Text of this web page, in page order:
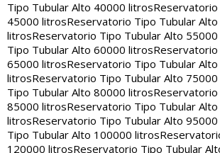
Tipo Tubular Alto 40000 litros
45000 litrosReservatorio Tipo Tubular
litrosReservatorio Tipo Tubular Alto
Tipo Tubular Alto 60000 litros
65000 litrosReservatorio Tipo Tubular
litrosReservatorio Tipo Tubular Alto
Tipo Tubular Alto 80000 litros
85000 litrosReservatorio Tipo Tubular
litrosReservatorio Tipo Tubular Alto
Tipo Tubular Alto 100000 litros
120000 litrosReservatorio Tipo Tubular